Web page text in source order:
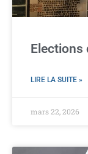
Elections
LIRE LA SUITE »
mars 22, 2026